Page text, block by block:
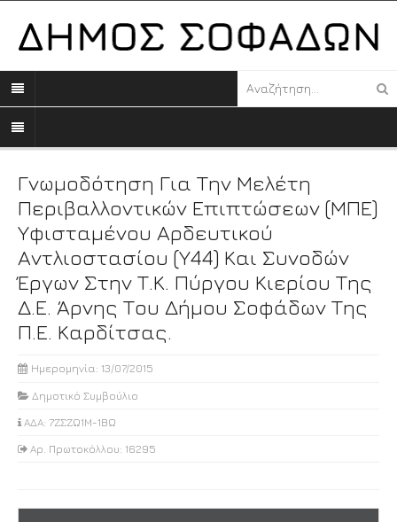
Γνωμοδότηση Για Την Μελέτη
Περιβαλλοντικών Επιπτώσεων (ΜΠΕ)
Υφισταμένου Αρδευτικού
Αντλιοστασίου (Υ44) Και Συνοδών
Έργων Στην Τ.Κ. Πύργου Κιερίου Της
Δ.Ε. Άρνης Του Δήμου Σοφάδων Της
Π.Ε. Καρδίτσας.
Ημερομηνία: 13/07/2015
Δημοτικό Συμβούλιο
ΑΔΑ: 7ΖΣΖΩ1Μ-1ΒΩ
Αρ. Πρωτοκόλλου: 16295